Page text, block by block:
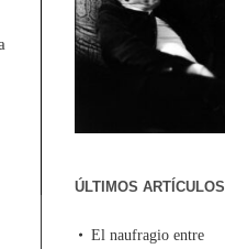
ÚLTIMOS ARTÍCULOS
El naufragio entre